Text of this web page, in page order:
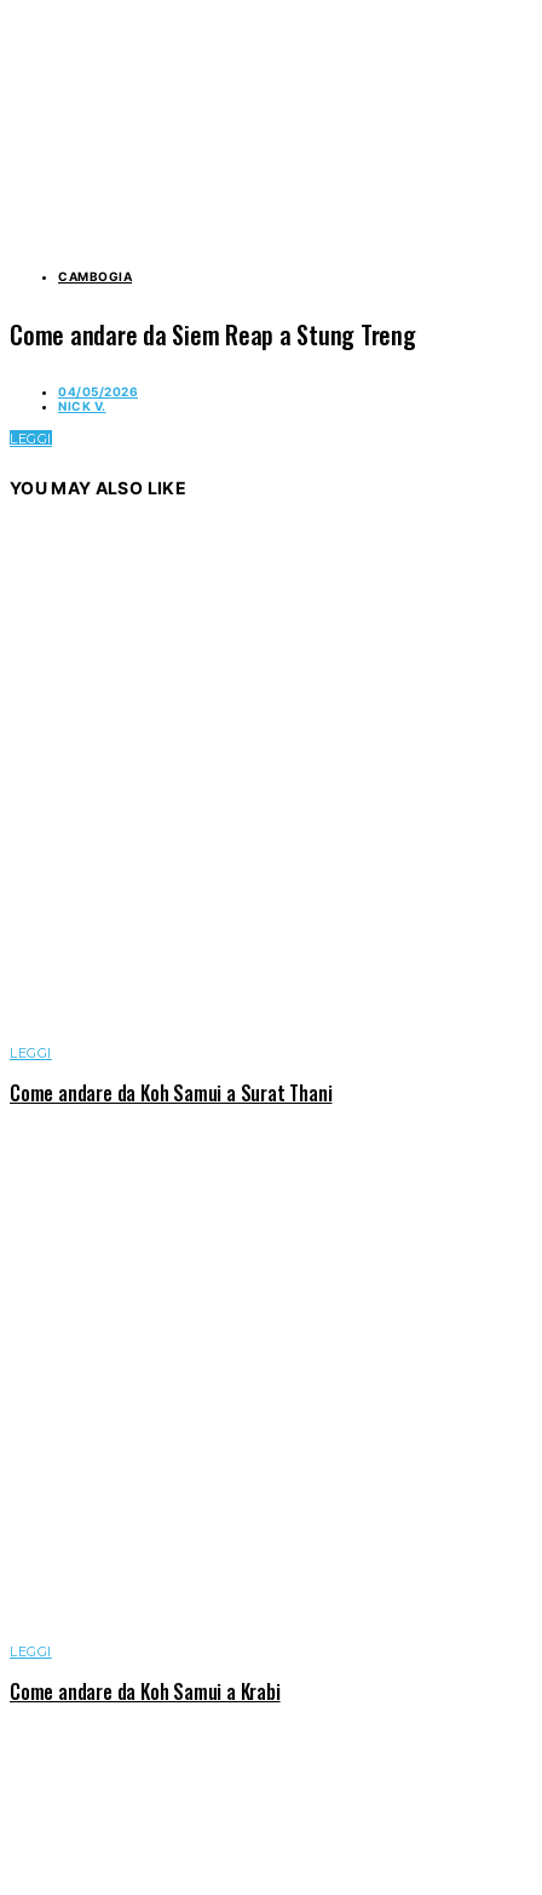
CAMBOGIA
Come andare da Siem Reap a Stung Treng
04/05/2026
NICK V.
LEGGI
YOU MAY ALSO LIKE
LEGGI
Come andare da Koh Samui a Surat Thani
LEGGI
Come andare da Koh Samui a Krabi